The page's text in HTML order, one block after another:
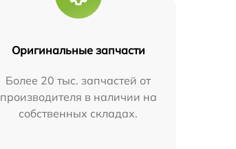
Оригинальные запчасти
Более 20 тыс. запчастей от
производителя в наличии на
собственных складах.